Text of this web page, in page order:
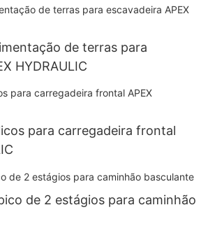
de terras para
HYDRAULIC
para carregadeira frontal
de 2 estágios para caminhão